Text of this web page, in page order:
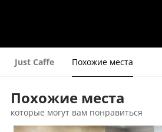
Just Caffe Похожие места
Похожие места
которые могут вам понравиться